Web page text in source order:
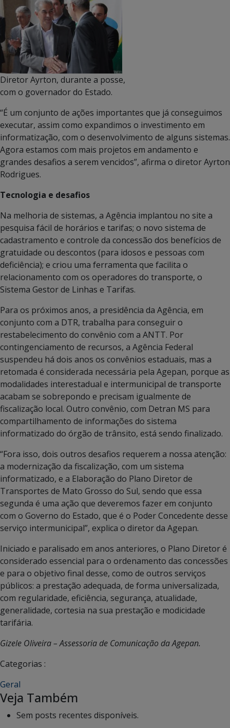
Diretor Ayrton, durante a posse,
com o governador do Estado.
“É um conjunto de ações importantes que já conseguimos
executar, assim como expandimos o investimento em
informatização, com o desenvolvimento de alguns sistemas.
Agora estamos com mais projetos em andamento e
grandes desafios a serem vencidos”, afirma o diretor Ayrton
Rodrigues.
Tecnologia e desafios
Na melhoria de sistemas, a Agência implantou no site a
pesquisa fácil de horários e tarifas; o novo sistema de
cadastramento e controle da concessão dos benefícios de
gratuidade ou descontos (para idosos e pessoas com
deficiência); e criou uma ferramenta que facilita o
relacionamento com os operadores do transporte, o
Sistema Gestor de Linhas e Tarifas.
Para os próximos anos, a presidência da Agência, em
conjunto com a DTR, trabalha para conseguir o
restabelecimento do convênio com a ANTT. Por
contingenciamento de recursos, a Agência Federal
suspendeu há dois anos os convênios estaduais, mas a
retomada é considerada necessária pela Agepan, porque as
modalidades interestadual e intermunicipal de transporte
acabam se sobrepondo e precisam igualmente de
fiscalização local. Outro convênio, com Detran MS para
compartilhamento de informações do sistema
informatizado do órgão de trânsito, está sendo finalizado.
“Fora isso, dois outros desafios requerem a nossa atenção:
a modernização da fiscalização, com um sistema
informatizado, e a Elaboração do Plano Diretor de
Transportes de Mato Grosso do Sul, sendo que essa
segunda é uma ação que deveremos fazer em conjunto
com o Governo do Estado, que é o Poder Concedente desse
serviço intermunicipal”, explica o diretor da Agepan.
Iniciado e paralisado em anos anteriores, o Plano Diretor é
considerado essencial para o ordenamento das concessões
e para o objetivo final desse, como de outros serviços
públicos: a prestação adequada, de forma universalizada,
com regularidade, eficiência, segurança, atualidade,
generalidade, cortesia na sua prestação e modicidade
tarifária.
Gizele Oliveira – Assessoria de Comunicação da Agepan.
Categorias :
Geral
Veja Também
Sem posts recentes disponíveis.